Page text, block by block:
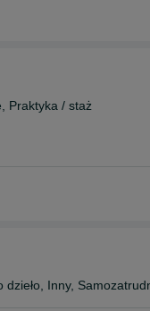
Praktyka / staż
dzieło, Inny,